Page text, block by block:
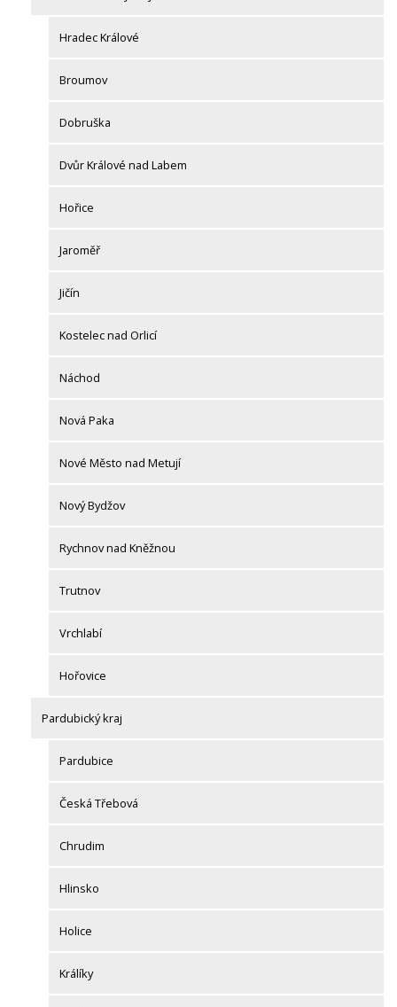
Hradec Králové
Broumov
Dobruška
Dvůr Králové nad Labem
Hořice
Jaroměř
Jičín
Kostelec nad Orlicí
Náchod
Nová Paka
Nové Město nad Metují
Nový Bydžov
Rychnov nad Kněžnou
Trutnov
Vrchlabí
Hořovice
Pardubický kraj
Pardubice
Česká Třebová
Chrudim
Hlinsko
Holice
Králíky